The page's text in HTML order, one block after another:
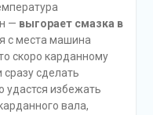
— выгорает смазка в
с места машина
скоро карданному
сделать
удастся избежать
вала,